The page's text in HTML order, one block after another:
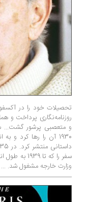
1930 آن را رها کرد
سفر را که
وزارت خارجه مشغول شد. ...